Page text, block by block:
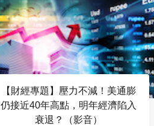
【財經專題】壓力不減！美通膨
仍接近40年高點，明年經濟陷入
衰退？（影音）